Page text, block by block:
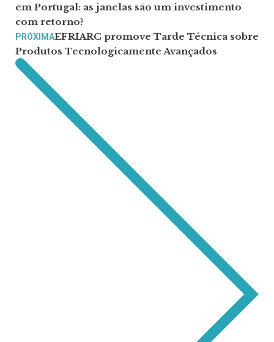
em Portugal: as janelas são um investimento
com retorno?
PRÓXIMAEFRIARC promove Tarde Técnica sobre
Produtos Tecnologicamente Avançados